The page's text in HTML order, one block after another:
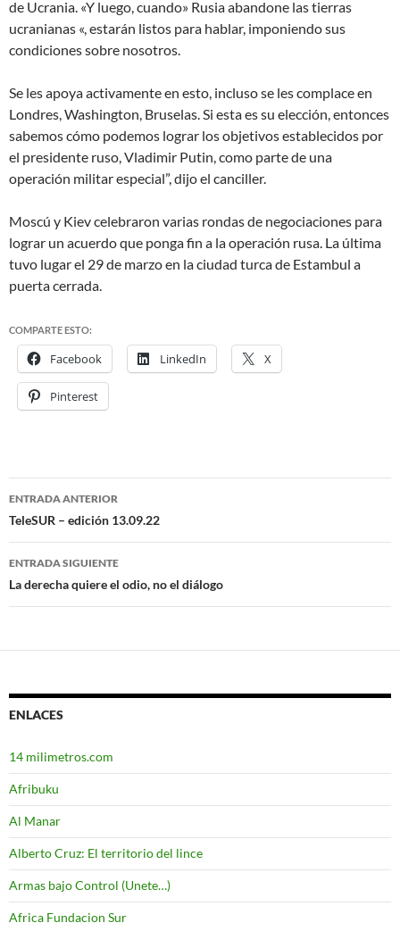
de Ucrania. «Y luego, cuando» Rusia abandone las tierras
ucranianas «, estarán listos para hablar, imponiendo sus
condiciones sobre nosotros.
Se les apoya activamente en esto, incluso se les complace en
Londres, Washington, Bruselas. Si esta es su elección, entonces
sabemos cómo podemos lograr los objetivos establecidos por
el presidente ruso, Vladimir Putin, como parte de una
operación militar especial”, dijo el canciller.
Moscú y Kiev celebraron varias rondas de negociaciones para
lograr un acuerdo que ponga fin a la operación rusa. La última
tuvo lugar el 29 de marzo en la ciudad turca de Estambul a
puerta cerrada.
COMPARTE ESTO:
Facebook LinkedIn X
Pinterest
Navegación
de
entradas
ENTRADA ANTERIOR
TeleSUR – edición 13.09.22
ENTRADA SIGUIENTE
La derecha quiere el odio, no el diálogo
ENLACES
14 milimetros.com
Afribuku
Al Manar
Alberto Cruz: El territorio del lince
Armas bajo Control (Unete…)
Africa Fundacion Sur